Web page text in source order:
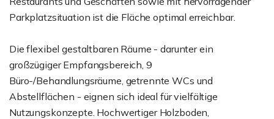
Parkplatzsituation ist die Fläche optimal erreichbar.
Die flexibel gestaltbaren Räume - darunter ein
großzügiger Empfangsbereich, 9
Büro-/Behandlungsräume, getrennte WCs und
Abstellflächen - eignen sich ideal für vielfältige
Nutzungskonzepte. Hochwertiger Holzboden,